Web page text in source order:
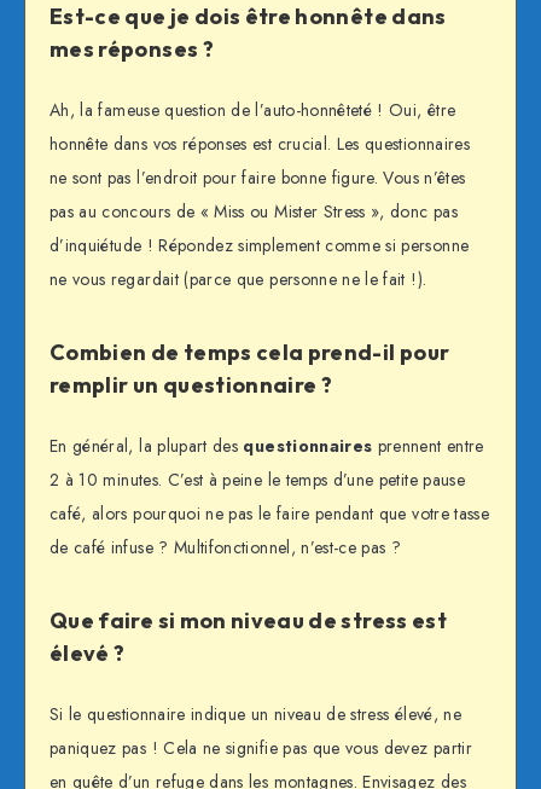
Est-ce que je dois être honnête dans
mes réponses ?
Ah, la fameuse question de l’auto-honnêteté ! Oui, être
honnête dans vos réponses est crucial. Les questionnaires
ne sont pas l’endroit pour faire bonne figure. Vous n’êtes
pas au concours de « Miss ou Mister Stress », donc pas
d’inquiétude ! Répondez simplement comme si personne
ne vous regardait (parce que personne ne le fait !).
Combien de temps cela prend-il pour
remplir un questionnaire ?
En général, la plupart des questionnaires prennent entre
2 à 10 minutes. C’est à peine le temps d’une petite pause
café, alors pourquoi ne pas le faire pendant que votre tasse
de café infuse ? Multifonctionnel, n’est-ce pas ?
Que faire si mon niveau de stress est
élevé ?
Si le questionnaire indique un niveau de stress élevé, ne
paniquez pas ! Cela ne signifie pas que vous devez partir
en quête d’un refuge dans les montagnes. Envisagez des